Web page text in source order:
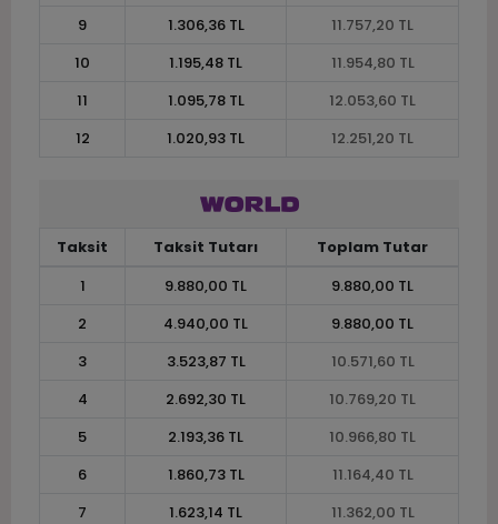
9
1.306,36 TL
11.757,20 TL
10
1.195,48 TL
11.954,80 TL
11
1.095,78 TL
12.053,60 TL
12
1.020,93 TL 12.251,20 TL
Taksit Taksit Tutarı
Toplam Tutar
1
9.880,00 TL
9.880,00 TL
2
4.940,00 TL
9.880,00 TL
3
3.523,87 TL
10.571,60 TL
4
2.692,30 TL
10.769,20 TL
5
2.193,36 TL
10.966,80 TL
6
1.860,73 TL
11.164,40 TL
7
1.623,14 TL
11.362,00 TL